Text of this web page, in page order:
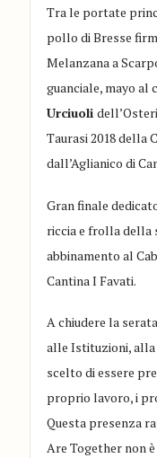
Tra le portate
pollo di Bresse
Melanzana a
guanciale, mayo
Urciuoli
Taurasi 2018 della
dall’Aglianico di
Gran finale
riccia e frolla
abbinamento al
Cantina I Favati.
A chiudere la
alle Istituzioni, alla
scelto di essere
proprio lavoro, i
Questa presenza
Are Together non